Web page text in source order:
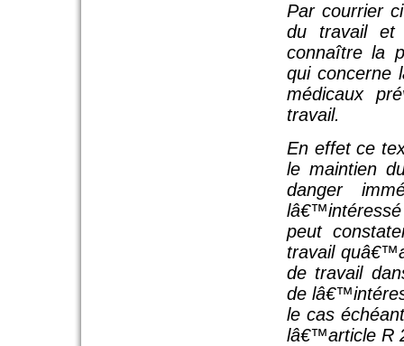
Par courrier
du travail et
connaître la
qui concerne
médicaux
travail.
En effet ce
le maintien
danger
peut
travail
de travail
de
le cas
lâ€™article R